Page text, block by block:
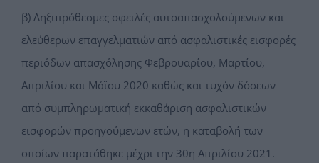
β) Ληξιπρόθεσμες οφειλές αυτοαπασχολούμενων και
ελεύθερων επαγγελματιών από ασφαλιστικές εισφορές
περιόδων απασχόλησης Φεβρουαρίου, Μαρτίου,
Απριλίου και Μάϊου 2020 καθώς και τυχόν δόσεων
από συμπληρωματική εκκαθάριση ασφαλιστικών
εισφορών προηγούμενων ετών, η καταβολή των
οποίων παρατάθηκε μέχρι την 30η Απριλίου 2021.